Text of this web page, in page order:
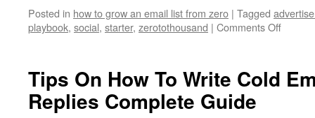
Posted in how to grow an email list from zero | Tagged
playbook, social, starter, zerotothousand | Comments Offon
Tips On How To Write Cold
Replies Complete Guide